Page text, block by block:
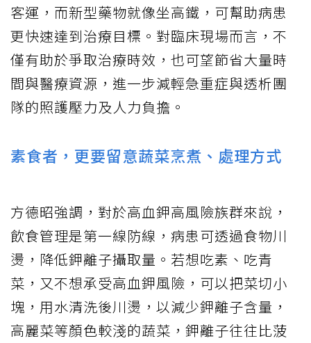
客運，而新型藥物就像坐高鐵，可幫助病患
更快速達到治療目標。對臨床現場而言，不
僅有助於爭取治療時效，也可望節省大量時
間與醫療資源，進一步減輕急重症與透析團
隊的照護壓力及人力負擔。
素食者，更要留意蔬菜烹煮、處理方式
方德昭強調，對於高血鉀高風險族群來說，
飲食管理是第一線防線，病患可透過食物川
燙，降低鉀離子攝取量。若想吃素、吃青
菜，又不想承受高血鉀風險，可以把菜切小
塊，用水清洗後川燙，以減少鉀離子含量，
高麗菜等顏色較淺的蔬菜，鉀離子往往比菠